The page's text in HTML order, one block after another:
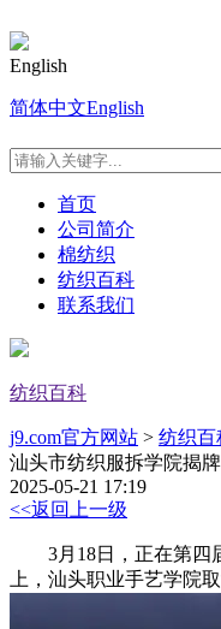
English
简体中文English
首页
公司简介
棉纺织
纺织百科
联系我们
纺织百科
j9.com官方网站 > 纺织百
汕头市纺织服拆学院揭牌
2025-05-21 17:19
<<返回上一级
3月18日，正在第四
上，汕头职业手艺学院